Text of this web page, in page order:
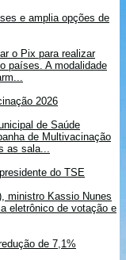
e amplia opções de
o Pix para realizar
países. A modalidade
2026
de Saúde
de Multivacinação
as sala...
do TSE
ministro Kassio Nunes
eletrônico de votação e
de 7,1%